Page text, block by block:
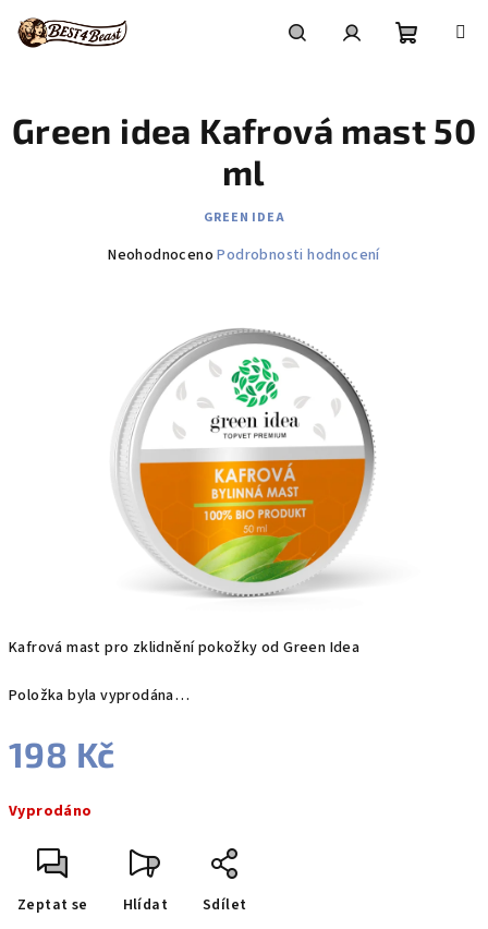
obsah
košík
Kafrová mast pro zklidnění pokožky od Green Idea
Položka byla vyprodána…
198 Kč
cena:
Vyprodáno
Zeptat se Hlídat Sdílet
Green idea Kafrová mast 50
ml
GREEN IDEA
Průměrné
hvězdiček.
Neohodnoceno Podrobnosti hodnocení